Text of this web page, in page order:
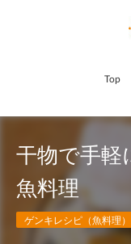
Top
干物で手軽
魚料理
ゲンキレシピ（魚料理）